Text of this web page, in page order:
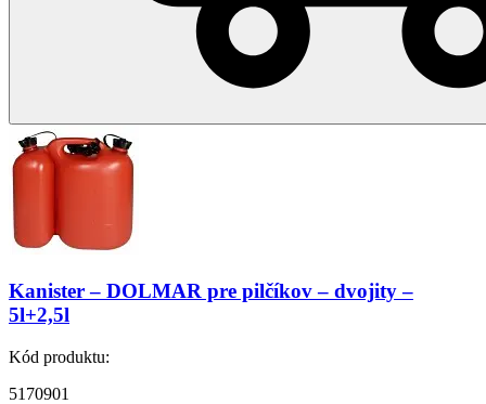
Kanister – DOLMAR pre pilčíkov – dvojity –
5l+2,5l
Kód produktu:
5170901